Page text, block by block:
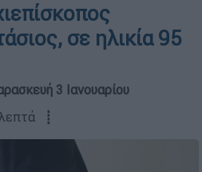
σε ηλικία 95
3 Ιανουαρίου
┋